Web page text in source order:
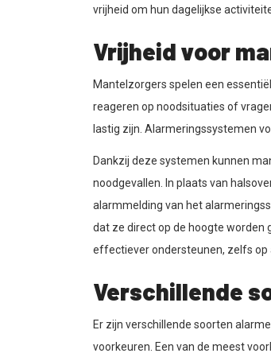
vrijheid om hun dagelijkse
Vrijheid voor
Mantelzorgers spelen een
reageren op noodsituaties of
lastig zijn. Alarmeringssystemen
Dankzij deze systemen kunnen
noodgevallen. In plaats van
alarmmelding van het
dat ze direct op de hoogte worden
effectiever ondersteunen, zelfs op
Verschillende
Er zijn verschillende soorten
voorkeuren. Een van de meest